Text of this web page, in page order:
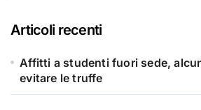
Articoli recenti
Affitti a studenti fuori sede,
evitare le truffe